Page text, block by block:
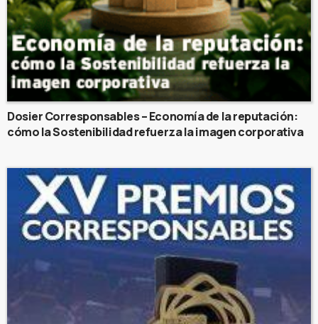
Dosier Corresponsables – Economía de la reputación:
cómo la Sostenibilidad refuerza la imagen corporativa